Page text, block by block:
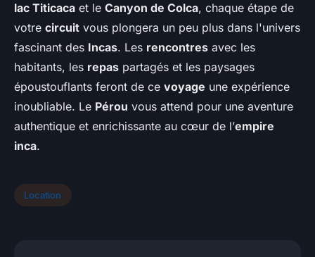
lac Titicaca et le Canyon de Colca, chaque étape de
votre circuit vous plongera un peu plus dans l'univers
fascinant des Incas. Les rencontres avec les
habitants, les repas partagés et les paysages
époustouflants feront de ce voyage une expérience
inoubliable. Le Pérou vous attend pour une aventure
authentique et enrichissante au cœur de l’empire
inca.
Location